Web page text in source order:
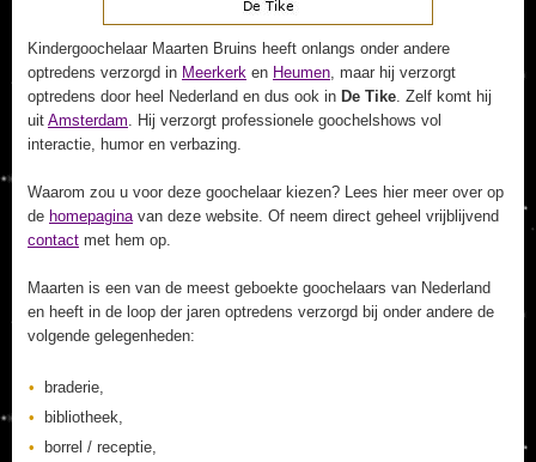
Kindergoochelaar Maarten Bruins heeft onlangs onder andere
optredens verzorgd in Meerkerk en Heumen, maar hij verzorgt
optredens door heel Nederland en dus ook in De Tike. Zelf komt hij
uit Amsterdam. Hij verzorgt professionele goochelshows vol
interactie, humor en verbazing.
Waarom zou u voor deze goochelaar kiezen? Lees hier meer over op
de homepaginavan deze website. Of neem direct geheel vrijblijvend
contact met hem op.
Maarten is een van de meest geboekte goochelaars van Nederland
en heeft in de loop der jaren optredens verzorgd bij onder andere de
volgende gelegenheden:
braderie,
bibliotheek,
borrel / receptie,